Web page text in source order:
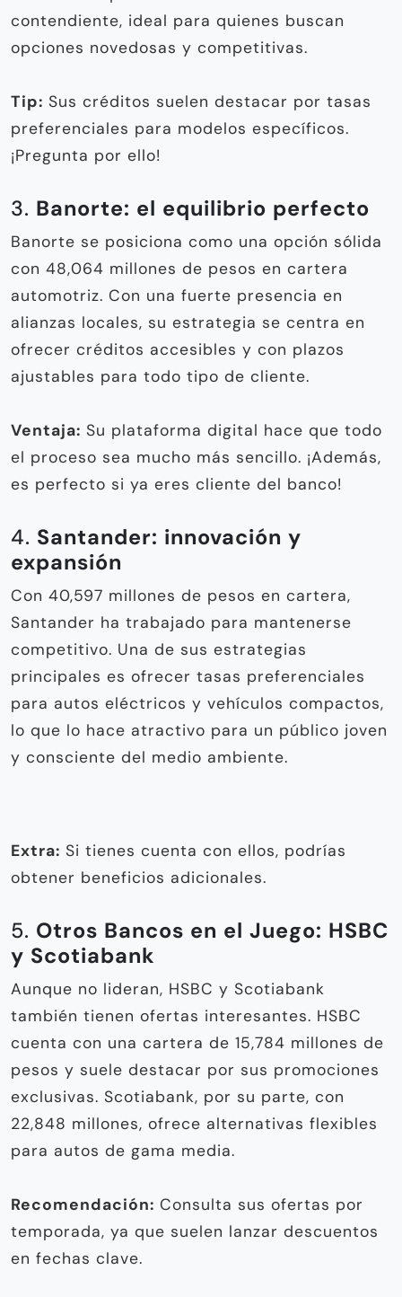
contendiente, ideal para quienes buscan
opciones novedosas y competitivas.
Tip: Sus créditos suelen destacar por tasas
preferenciales para modelos específicos.
¡Pregunta por ello!
3. Banorte: el equilibrio perfecto
Banorte se posiciona como una opción sólida
con 48,064 millones de pesos en cartera
automotriz. Con una fuerte presencia en
alianzas locales, su estrategia se centra en
ofrecer créditos accesibles y con plazos
ajustables para todo tipo de cliente.
Ventaja: Su plataforma digital hace que todo
el proceso sea mucho más sencillo. ¡Además,
es perfecto si ya eres cliente del banco!
4. Santander: innovación y
expansión
Con 40,597 millones de pesos en cartera,
Santander ha trabajado para mantenerse
competitivo. Una de sus estrategias
principales es ofrecer tasas preferenciales
para autos eléctricos y vehículos compactos,
lo que lo hace atractivo para un público joven
y consciente del medio ambiente.
Extra: Si tienes cuenta con ellos, podrías
obtener beneficios adicionales.
5. Otros Bancos en el Juego: HSBC
y Scotiabank
Aunque no lideran, HSBC y Scotiabank
también tienen ofertas interesantes. HSBC
cuenta con una cartera de 15,784 millones de
pesos y suele destacar por sus promociones
exclusivas. Scotiabank, por su parte, con
22,848 millones, ofrece alternativas flexibles
para autos de gama media.
Recomendación: Consulta sus ofertas por
temporada, ya que suelen lanzar descuentos
en fechas clave.